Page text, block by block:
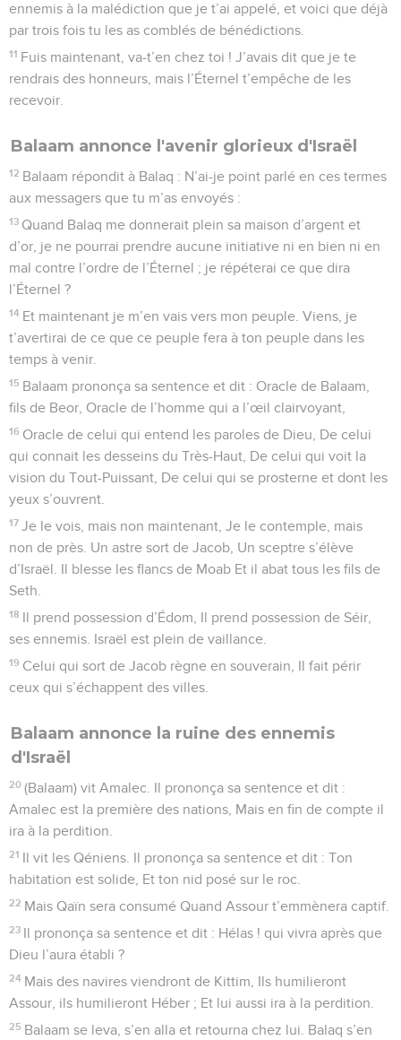
ennemis à la malédiction que je t’ai appelé, et voici que déjà
par trois fois tu les as comblés de bénédictions.
11 Fuis maintenant, va-t’en chez toi ! J’avais dit que je te
rendrais des honneurs, mais l’Éternel t’empêche de les
recevoir.
Balaam annonce l'avenir glorieux d'Israël
12 Balaam répondit à Balaq : N’ai-je point parlé en ces termes
aux messagers que tu m’as envoyés :
13 Quand Balaq me donnerait plein sa maison d’argent et
d’or, je ne pourrai prendre aucune initiative ni en bien ni en
mal contre l’ordre de l’Éternel ; je répéterai ce que dira
l’Éternel ?
14 Et maintenant je m’en vais vers mon peuple. Viens, je
t’avertirai de ce que ce peuple fera à ton peuple dans les
temps à venir.
15 Balaam prononça sa sentence et dit : Oracle de Balaam,
fils de Beor, Oracle de l’homme qui a l’œil clairvoyant,
16 Oracle de celui qui entend les paroles de Dieu, De celui
qui connait les desseins du Très-Haut, De celui qui voit la
vision du Tout-Puissant, De celui qui se prosterne et dont les
yeux s’ouvrent.
17 Je le vois, mais non maintenant, Je le contemple, mais
non de près. Un astre sort de Jacob, Un sceptre s’élève
d’Israël. Il blesse les flancs de Moab Et il abat tous les fils de
Seth.
18 Il prend possession d’Édom, Il prend possession de Séir,
ses ennemis. Israël est plein de vaillance.
19 Celui qui sort de Jacob règne en souverain, Il fait périr
ceux qui s’échappent des villes.
Balaam annonce la ruine des ennemis
d'Israël
20 (Balaam) vit Amalec. Il prononça sa sentence et dit :
Amalec est la première des nations, Mais en fin de compte il
ira à la perdition.
21 Il vit les Qéniens. Il prononça sa sentence et dit : Ton
habitation est solide, Et ton nid posé sur le roc.
22 Mais Qaïn sera consumé Quand Assour t’emmènera captif.
23 Il prononça sa sentence et dit : Hélas ! qui vivra après que
Dieu l’aura établi ?
24 Mais des navires viendront de Kittim, Ils humilieront
Assour, ils humilieront Héber ; Et lui aussi ira à la perdition.
25 Balaam se leva, s’en alla et retourna chez lui. Balaq s’en